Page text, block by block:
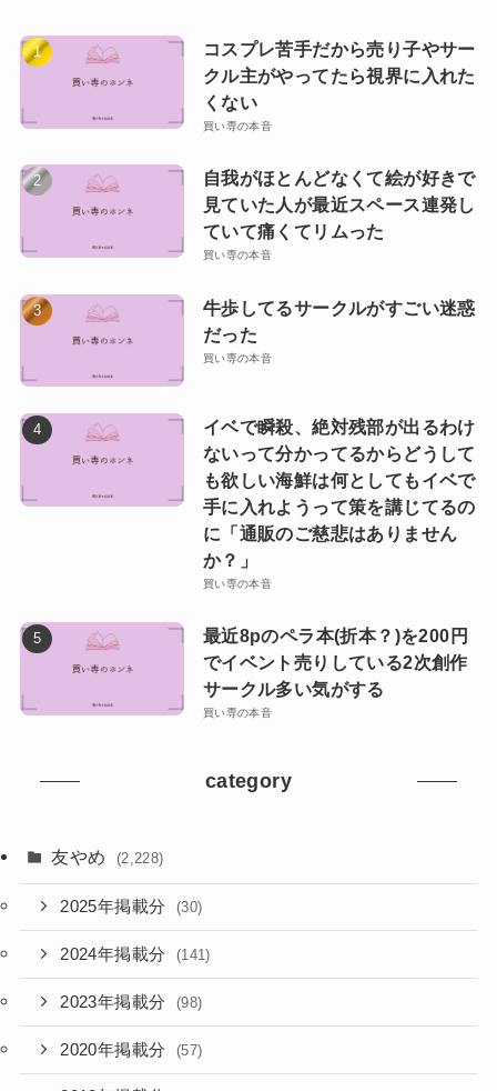
コスプレ苦手だから売り子やサー
クル主がやってたら視界に入れた
くない
買い専の本音
自我がほとんどなくて絵が好きで
見ていた人が最近スペース連発し
ていて痛くてリムった
買い専の本音
牛歩してるサークルがすごい迷惑
だった
買い専の本音
イベで瞬殺、絶対残部が出るわけ
ないって分かってるからどうして
も欲しい海鮮は何としてもイベで
手に入れようって策を講じてるの
に「通販のご慈悲はありません
か？」
買い専の本音
最近8pのペラ本(折本？)を200円
でイベント売りしている2次創作
サークル多い気がする
買い専の本音
category
友やめ (2,228)
2025年掲載分 (30)
2024年掲載分 (141)
2023年掲載分 (98)
2020年掲載分 (57)